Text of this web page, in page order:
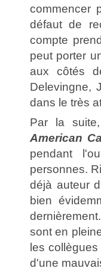
commencer
défaut de
compte
peut porter
aux côtés
Delevingne,
dans le très
Par la
American
pendant
personnes.
déjà auteur
bien
sont en
les
d'une